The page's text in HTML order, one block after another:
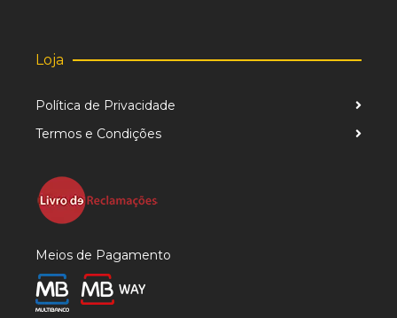
Loja
Política de Privacidade
Termos e Condições
Meios de Pagamento